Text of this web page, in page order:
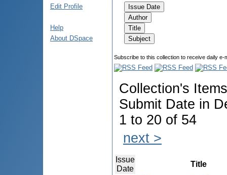
Edit Profile
Help
About DSpace
Subscribe to this collection to receive daily
Collection's
Submit Date in
1 to 20 of 54
next >
Issue
Date
Title